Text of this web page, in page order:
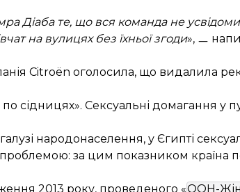
Діаба те, що вся команда не
на вулицях без їхньої згоди», ㅡ
Citroën оголосила, що видалила
сідницях». Сексуальні домагання у
народонаселення, у Єгипті
за цим показником країна
2013 року, проведеного «ООН-